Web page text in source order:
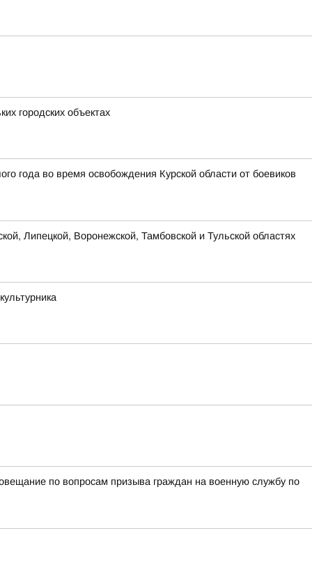
городских объектах
года во время освобождения Курской области от боевиков
Липецкой, Воронежской, Тамбовской и Тульской областях
по вопросам призыва граждан на военную службу по